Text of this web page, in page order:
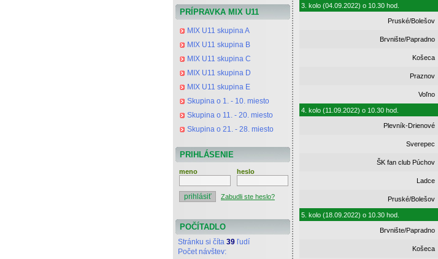
PRÍPRAVKA MIX U11
MIX U11 skupina A
MIX U11 skupina B
MIX U11 skupina C
MIX U11 skupina D
MIX U11 skupina E
Skupina o 1. - 10. miesto
Skupina o 11. - 20. miesto
Skupina o 21. - 28. miesto
PRIHLÁSENIE
meno heslo
Zabudli ste heslo?
POČÍTADLO
Stránku si číta 39 ľudí
Počet návštev:
3. kolo (04.09.2022) o 10.30 hod.
Pruské/Bolešov
Brvnište/Papradno
Košeca
Praznov
Voľno
4. kolo (11.09.2022) o 10.30 hod.
Plevník-Drienové
Sverepec
ŠK fan club Púchov
Ladce
Pruské/Bolešov
5. kolo (18.09.2022) o 10.30 hod.
Brvnište/Papradno
Košeca